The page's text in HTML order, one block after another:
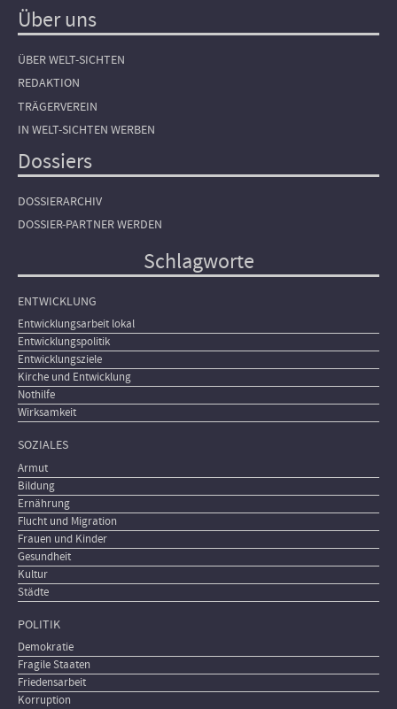
Über uns
ÜBER WELT-SICHTEN
REDAKTION
TRÄGERVEREIN
IN WELT-SICHTEN WERBEN
Dossiers
DOSSIERARCHIV
DOSSIER-PARTNER WERDEN
Schlagworte
ENTWICKLUNG
Entwicklungsarbeit lokal
Entwicklungspolitik
Entwicklungsziele
Kirche und Entwicklung
Nothilfe
Wirksamkeit
SOZIALES
Armut
Bildung
Ernährung
Flucht und Migration
Frauen und Kinder
Gesundheit
Kultur
Städte
POLITIK
Demokratie
Fragile Staaten
Friedensarbeit
Korruption